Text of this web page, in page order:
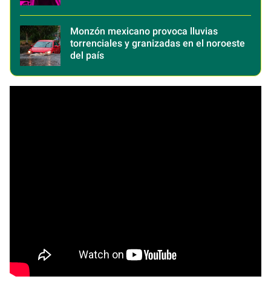
Monzón mexicano provoca lluvias
torrenciales y granizadas en el noroeste
del país